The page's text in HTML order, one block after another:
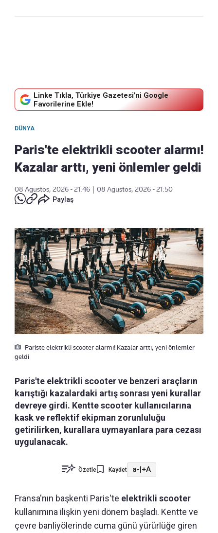
Linke Tıkla, Türkiye Gazetesi'ni Google
Favorilerine Ekle!
DÜNYA
Paris'te elektrikli scooter alarmı!
Kazalar arttı, yeni önlemler geldi
08 Ağustos, 2026 - 21:46
08 Ağustos, 2026 - 21:50
Paylaş
Pariste elektrikli scooter alarmı! Kazalar arttı, yeni önlemler
geldi
Paris'te elektrikli scooter ve benzeri araçların
karıştığı kazalardaki artış sonrası yeni kurallar
devreye girdi. Kentte scooter kullanıcılarına
kask ve reflektif ekipman zorunluluğu
getirilirken, kurallara uymayanlara para cezası
uygulanacak.
Özetle Kaydet a- +A
Fransa'nın başkenti Paris'te elektrikli scooter
kullanımına ilişkin yeni dönem başladı. Kentte ve
çevre banliyölerinde cuma günü yürürlüğe giren